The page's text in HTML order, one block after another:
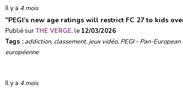
Il y a 4 mois
"PEGI’s new age ratings will restrict FC 27 to kids
Publié surTHE VERGE, le 12/03/2026
Tags : addiction, classement,jeux vidéo, PEGI - Pan-
européenne
Il y a 4 mois